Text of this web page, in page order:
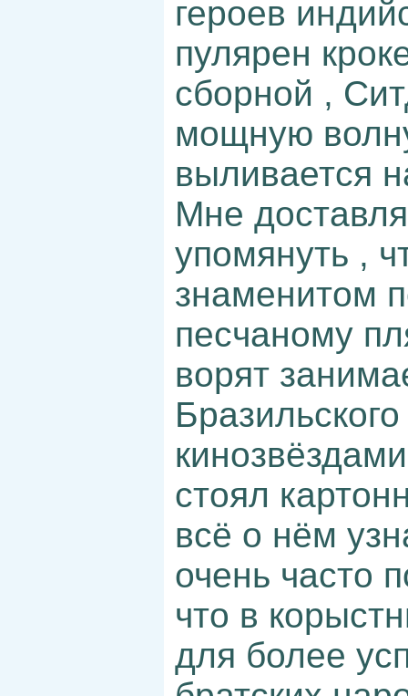
героев
пулярен
сборной ,
мощную
выливается
Мне
упомянуть ,
знаменитом
песчаному
ворят
стоял
всё о нём
очень часто
что в
для более